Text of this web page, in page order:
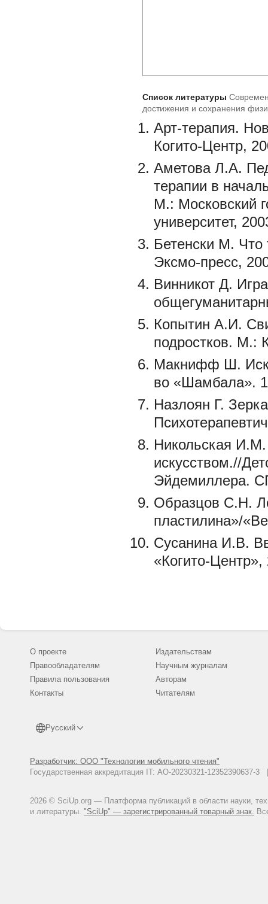
Список литературы
достижения и сохранения
Арт-терапия.
Когито-Центр,
Аметова Л.А.
терапии в
М.: Московский
университет,
Бетенски М.
Эксмо-пресс,
Винникот Д.
Копытин А.И.
подростков. М.:
Макнифф Ш.
во «Шамбала».
Назлоян Г.
Никольская И.М.
искусством.//
Эйдемиллера.
Образцов С.Н.
пластилина»/
Сусанина И.В.
«Когито-Центр»,
О проекте
Правообладателям
Правила пользования
Контакты
Русский
Разработчик: ООО "Технологии мобильного чтения"
Государственная аккредитация IT: АО-20230321-
2026 © SciUp.org — Платформа публикаций в области науки,
и литературы. "SciUp" — зарегистрированный товарный знак.
Издательствам
Научным журналам
Авторам
Читателям